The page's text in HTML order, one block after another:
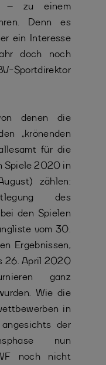
– zu einem
Denn es
ein Interesse
doch noch
Sportdirektor
denen die
„krönenden
für die
Spiele 2020 in
zählen:
des
den Spielen
vom 30.
Ergebnissen,
26. April 2020
ganz
Wie die
in
der
nun
noch nicht